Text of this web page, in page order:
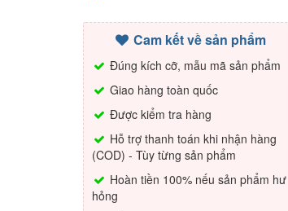
Cam kết về sản phẩm
Đúng kích cỡ, mẫu mã sản phẩm
Giao hàng toàn quốc
Được kiểm tra hàng
Hỗ trợ thanh toán khi nhận hàng
(COD) - Tùy từng sản phẩm
Hoàn tiền 100% nếu sản phẩm hư
hỏng